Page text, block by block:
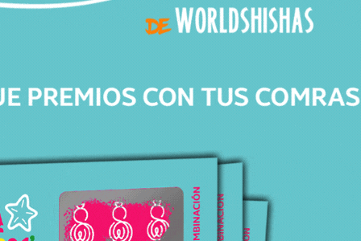
Av. de Barberà, 306
Lunes a sábado
(11:00-14:00h/17:00-21:00h)